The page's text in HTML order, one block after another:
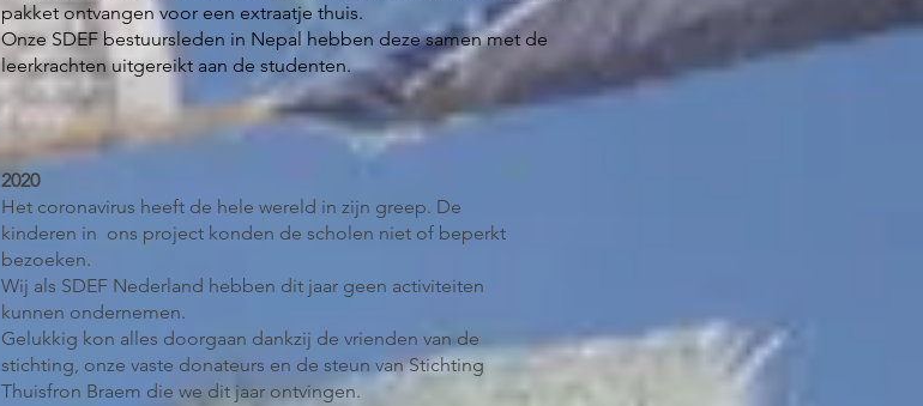
pakket ontvangen voor een extraatje thuis.
Onze SDEF bestuursleden in Nepal hebben deze samen met de
leerkrachten uitgereikt aan de studenten.
2020
Het coronavirus heeft de hele wereld in zijn greep. De
kinderen in ons project konden de scholen niet of beperkt
bezoeken.
Wij als SDEF Nederland hebben dit jaar geen activiteiten
kunnen ondernemen.
Gelukkig kon alles doorgaan dankzij de vrienden van de
stichting, onze vaste donateurs en de steun van Stichting
Thuisfron Braem die we dit jaar ontvingen.